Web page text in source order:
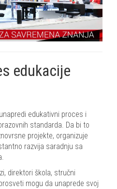
edukacije
edukativni proces i
standarda. Da bi to
projekte, organizuje
razvija saradnju sa
direktori škola, stručni
mogu da unaprede svoj